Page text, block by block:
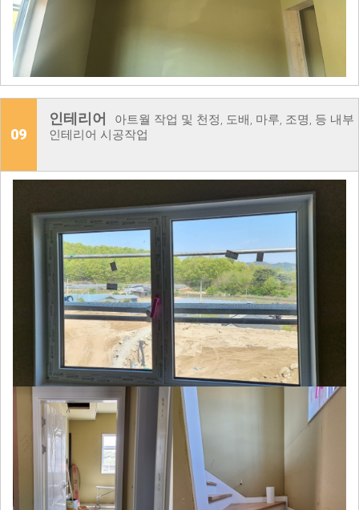
09
인테리어
아트월 작업 및 천정, 도배, 마루, 조명, 등 내부
인테리어 시공작업